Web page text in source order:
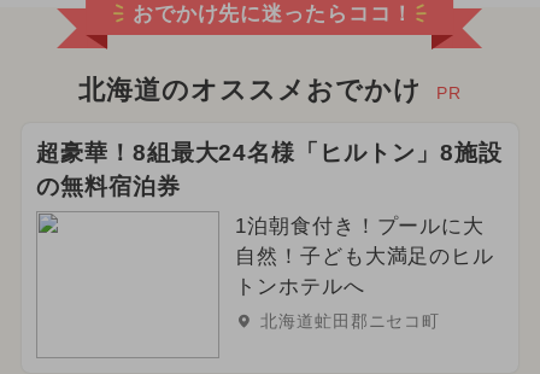
おでかけ先に迷ったらココ！
北海道のオススメおでかけ PR
超豪華！8組最大24名様「ヒルトン」8施設
の無料宿泊券
1泊朝食付き！プールに大
自然！子ども大満足のヒル
トンホテルへ
北海道虻田郡ニセコ町